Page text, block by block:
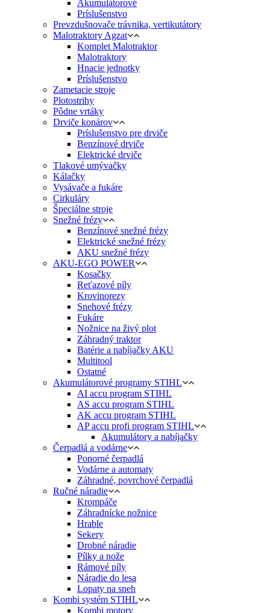
Akumulátorové
Príslušenstvo
Prevzdušnovače trávnika, vertikutátory
Malotraktory Agzat
Komplet Malotraktor
Malotraktory
Hnacie jednotky
Príslušenstvo
Zametacie stroje
Plotostrihy
Pôdne vrtáky
Drviče konárov
Príslušenstvo pre drviče
Benzínové drviče
Elektrické drviče
Tlakové umývačky
Kálačky
Vysávače a fukáre
Cirkuláry
Špeciálne stroje
Snežné frézy
Benzínové snežné frézy
Elektrické snežné frézy
AKU snežné frézy
AKU-EGO POWER
Kosačky
Reťazové píly
Krovinorezy
Snehové frézy
Fukáre
Nožnice na živý plot
Záhradný traktor
Batérie a nabíjačky AKU
Multitool
Ostatné
Akumulátorové programy STIHL
AI accu program STIHL
AS accu program STIHL
AK accu program STIHL
AP accu profi program STIHL
Akumulátory a nabíjačky
Čerpadlá a vodárne
Ponorné čerpadlá
Vodárne a automaty
Záhradné, povrchové čerpadlá
Ručné náradie
Krompáče
Záhradnícke nožnice
Hrable
Sekery
Drobné náradie
Pílky a nože
Rámové píly
Náradie do lesa
Lopaty na sneh
Kombi systém STIHL
Kombi motory